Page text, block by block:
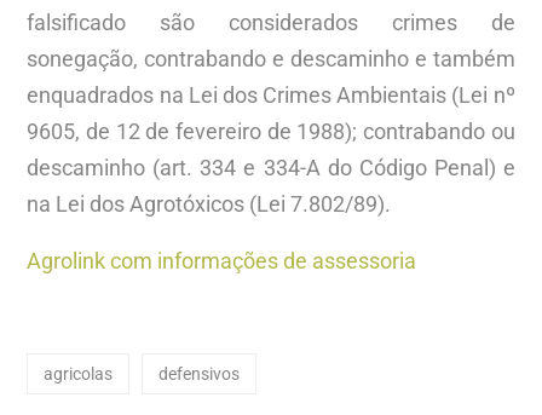
falsificado são considerados crimes de
sonegação, contrabando e descaminho e também
enquadrados na Lei dos Crimes Ambientais (Lei nº
9605, de 12 de fevereiro de 1988); contrabando ou
descaminho (art. 334 e 334-A do Código Penal) e
na Lei dos Agrotóxicos (Lei 7.802/89).
Agrolink com informações de assessoria
agricolas defensivos